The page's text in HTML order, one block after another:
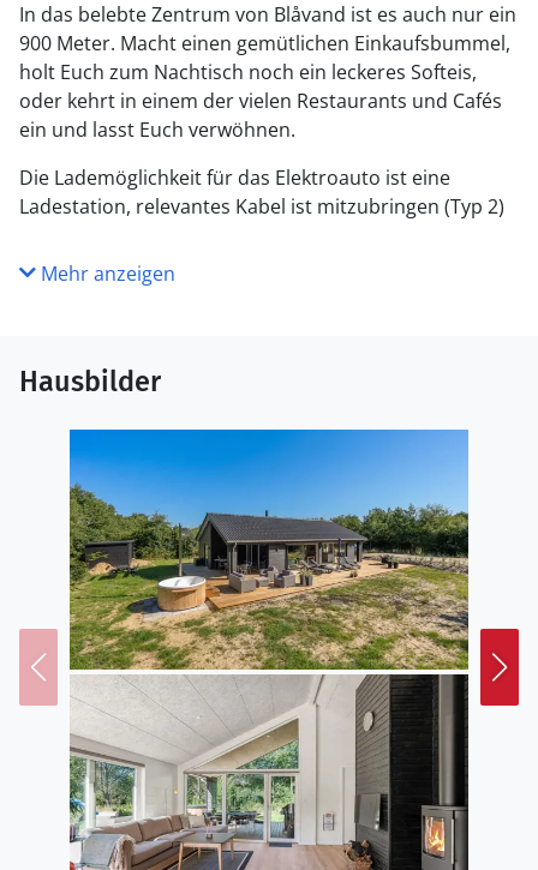
In das belebte Zentrum von Blåvand ist es auch nur ein
900 Meter. Macht einen gemütlichen Einkaufsbummel,
holt Euch zum Nachtisch noch ein leckeres Softeis,
oder kehrt in einem der vielen Restaurants und Cafés
ein und lasst Euch verwöhnen.
Die Lademöglichkeit für das Elektroauto ist eine
Ladestation, relevantes Kabel ist mitzubringen (Typ 2)
Mehr anzeigen
Hausbilder